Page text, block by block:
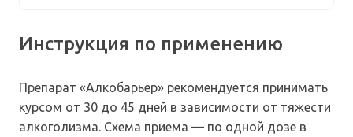
Инструкция по применению
Препарат «Алкобарьер» рекомендуется принимать
курсом от 30 до 45 дней в зависимости от тяжести
алкоголизма. Схема приема — по одной дозе в